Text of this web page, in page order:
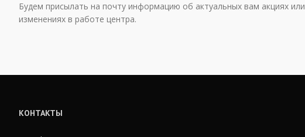
Будем присылать на почту информацию об актуальных вам акциях или
изменениях в работе центра.
КОНТАКТЫ